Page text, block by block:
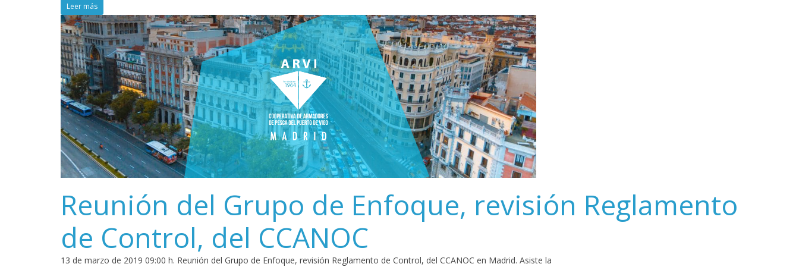
Leer más
Reunión del Grupo de Enfoque, revisión Reglamento
de Control, del CCANOC
13 de marzo de 2019 09:00 h. Reunión del Grupo de Enfoque, revisión Reglamento de Control, del CCANOC en Madrid. Asiste la